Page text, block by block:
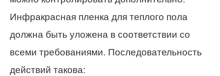
Инфракрасная пленка для теплого пола
должна быть уложена в соответствии со
всеми требованиями. Последовательность
действий такова: